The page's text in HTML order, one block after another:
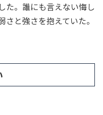
た。誰にも言えない悔し
と強さを抱えていた。